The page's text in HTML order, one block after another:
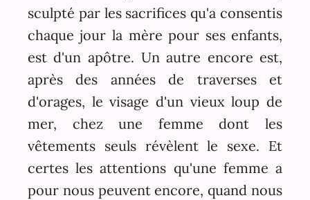
sculpté par les sacrifices qu'a consentis
chaque jour la mère pour ses enfants,
est d'un apôtre. Un autre encore est,
après des années de traverses et
d'orages, le visage d'un vieux loup de
mer, chez une femme dont les
vêtements seuls révèlent le sexe. Et
certes les attentions qu'une femme a
pour nous peuvent encore, quand nous